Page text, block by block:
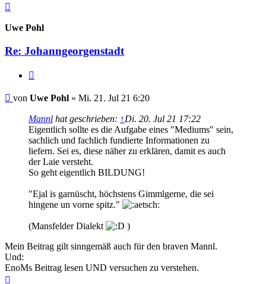
Uwe Pohl
Re: Johanngeorgenstadt
Beitrag
von Uwe Pohl » Mi. 21. Jul 21 6:20
Mannl hat geschrieben: ↑Di. 20. Jul 21 17:22
Eigentlich sollte es die Aufgabe eines "Mediums" sein,
sachlich und fachlich fundierte Informationen zu
liefern. Sei es, diese näher zu erklären, damit es auch
der Laie versteht.
So geht eigentlich BILDUNG!
"Ejal is garnüscht, höchstens Gimmlgerne, die sei
hingene un vorne spitz."
(Mansfelder Dialekt
)
Mein Beitrag gilt sinngemäß auch für den braven Mannl.
Und:
EnoMs Beitrag lesen UND versuchen zu verstehen.